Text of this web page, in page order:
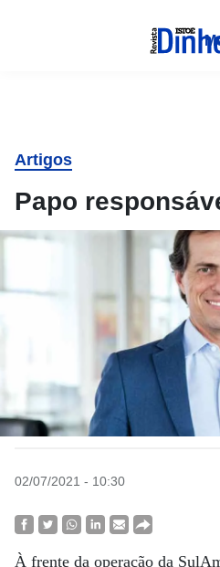
Artigos
Papo
02/07/2021 - 10:30
À frente da operação da